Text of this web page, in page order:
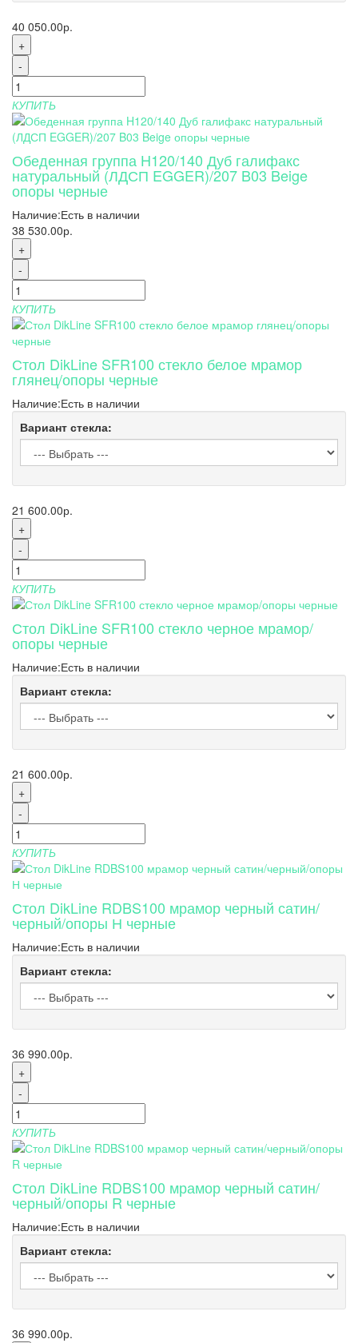
40 050.00р.
+
-
КУПИТЬ
Обеденная группа H120/140 Дуб галифакс
натуральный (ЛДСП EGGER)/207 B03 Beige
опоры черные
Наличие:Есть в наличии
38 530.00р.
+
-
КУПИТЬ
Стол DikLine SFR100 стекло белое мрамор
глянец/опоры черные
Наличие:Есть в наличии
Вариант стекла:
21 600.00р.
+
-
КУПИТЬ
Стол DikLine SFR100 стекло черное мрамор/
опоры черные
Наличие:Есть в наличии
Вариант стекла:
21 600.00р.
+
-
КУПИТЬ
Стол DikLine RDBS100 мрамор черный сатин/
черный/опоры Н черные
Наличие:Есть в наличии
Вариант стекла:
36 990.00р.
+
-
КУПИТЬ
Стол DikLine RDBS100 мрамор черный сатин/
черный/опоры R черные
Наличие:Есть в наличии
Вариант стекла:
36 990.00р.